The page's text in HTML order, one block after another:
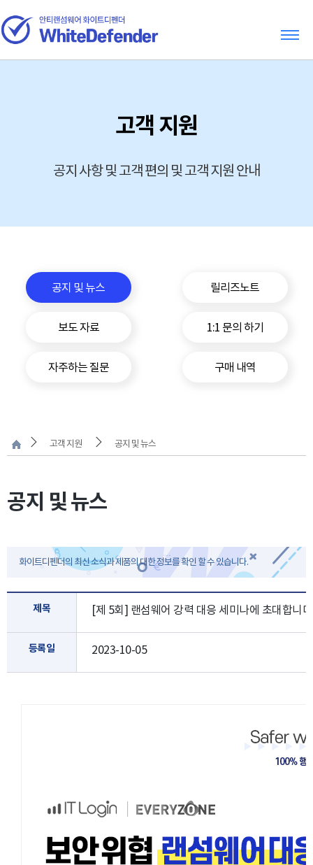
고객 지원
공지 사항 및 고객 편의 및 고객 지원 안내
공지 및 뉴스 릴리즈노트
보도 자료 1:1 문의 하기
자주하는 질문 구매 내역
고객 지원 공지 및 뉴스
공지 및 뉴스
화이트디펜더의 최신 소식과 제품의 대한 정보를 확인 할 수 있습니다.
제목 [제 5회] 랜섬웨어 강력 대응 세미나에 초대합니
등록일 2023-10-05